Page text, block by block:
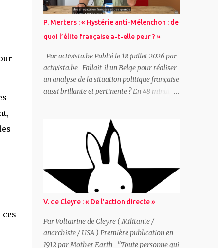
ces
P. Mertens : « Hystérie anti-Mélenchon : de
quoi l’élite française a-t-elle peur ? »
Par activista.be Publié le 18 juillet 2026 par
activista.be Fallait-il un Belge pour réaliser
un analyse de la situation politique française
aussi brillante et pertinente ? En 48 minutes
marxiste/communiste), propose une analyse
complète de la situation française avec une
question pour point de départ : « Hystérie
anti-Mélenchon : de quoi l’élite française a-t-
elle peur ? » Ceux qui dirigent réellement la
France ont peur car le pays traverse une
triple crise : 1. La « France-Afrique » claque
la porte, Paris perd ses matières premières,
son uranium... 2. L’Allemagne se réarme ce
qui remet en question la domination
française 3. La colère populaire grandit et
V. de Cleyre : « De l'action directe »
Par Voltairine de Cleyre ( Militante /
anarchiste / USA ) Première publication en
1912 par Mother Earth "Toute personne qui